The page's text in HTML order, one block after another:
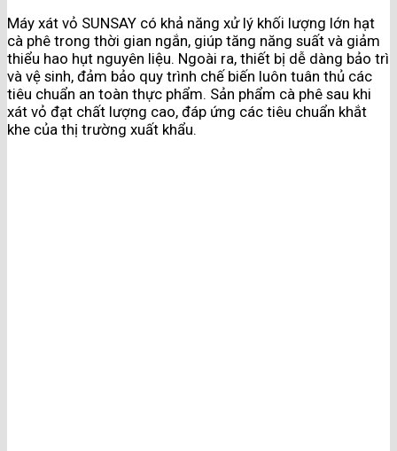
Máy xát vỏ SUNSAY có khả năng xử lý khối lượng lớn hạt
cà phê trong thời gian ngắn, giúp tăng năng suất và giảm
thiểu hao hụt nguyên liệu. Ngoài ra, thiết bị dễ dàng bảo trì
và vệ sinh, đảm bảo quy trình chế biến luôn tuân thủ các
tiêu chuẩn an toàn thực phẩm. Sản phẩm cà phê sau khi
xát vỏ đạt chất lượng cao, đáp ứng các tiêu chuẩn khắt
khe của thị trường xuất khẩu​.